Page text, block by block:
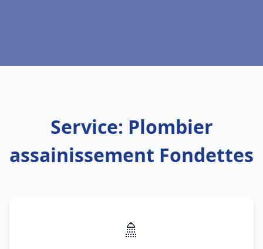
Service: Plombier
assainissement Fondettes
🚿